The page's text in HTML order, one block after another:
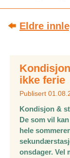
Post
Eldre
ikke ferie
Publisert
Kondisjon &
De som vil
hele
onsdager. Vel